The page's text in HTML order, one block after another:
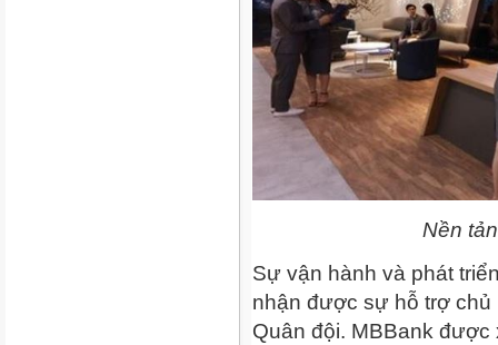
Nền
Sự vận hành và phát
nhận được sự hỗ trợ
Quân đội. MBBank